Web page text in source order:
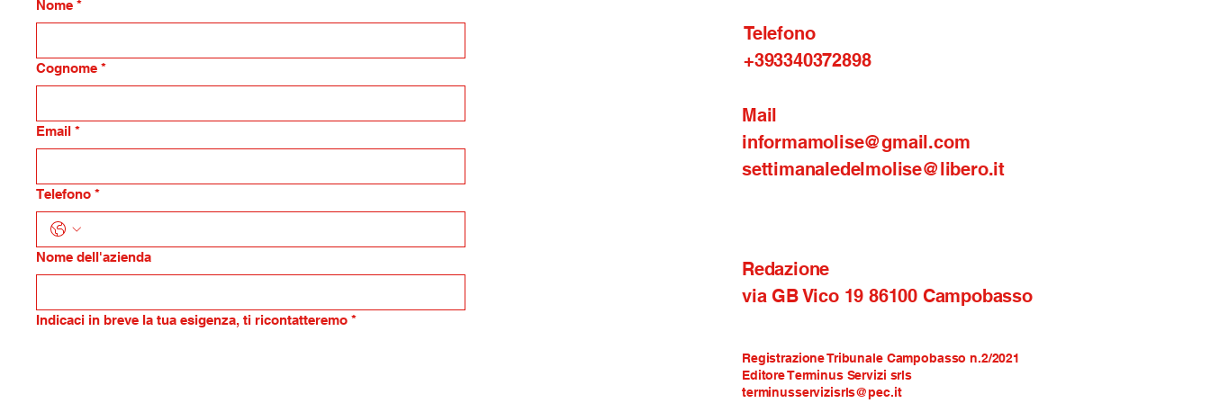
Nome *
Cognome *
Email *
Telefono *
Nome dell'azienda
Indicaci in breve la tua esigenza, ti ricontatteremo *
Telefono
+393340372898
Mail
informamolise@gmail.com
settimanaledelmolise@libero.it
Redazione
via GB Vico 19 86100 Campobasso
Registrazione Tribunale Campobasso n.2/2021
Editore Terminus Servizi srls
terminusservizisrls@pec.it